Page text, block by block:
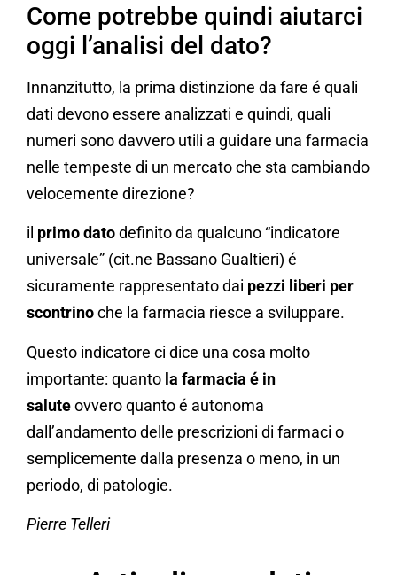
Come potrebbe quindi aiutarci
oggi l’analisi del dato?
Innanzitutto, la prima distinzione da fare é quali
dati devono essere analizzati e quindi, quali
numeri sono davvero utili a guidare una farmacia
nelle tempeste di un mercato che sta cambiando
velocemente direzione?
il primo datodefinito da qualcuno “indicatore
universale” (cit.ne Bassano Gualtieri) é
sicuramente rappresentato dai pezzi liberi per
scontrinoche la farmacia riesce a sviluppare.
Questo indicatore ci dice una cosa molto
importante: quanto la farmacia é in
saluteovvero quanto é autonoma
dall’andamento delle prescrizioni di farmaci o
semplicemente dalla presenza o meno, in un
periodo, di patologie.
Pierre Telleri